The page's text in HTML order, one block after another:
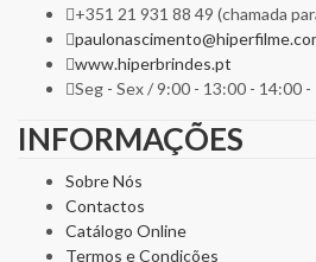
+351 21 931 88 49 (chamada
www.hiperbrindes.pt
Seg - Sex / 9:00 - 13:00 - 14:00
INFORMAÇÕES
Sobre Nós
Contactos
Catálogo Online
Termos e Condições